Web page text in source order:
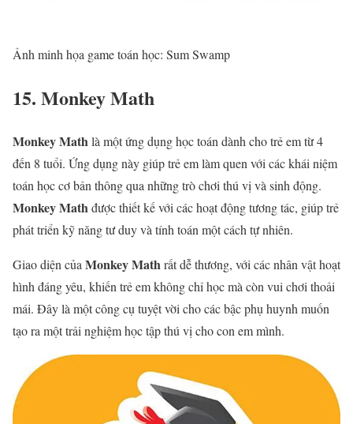
Ảnh minh họa game toán học: Sum Swamp
15. Monkey Math
Monkey Mathlà một ứng dụng học toán dành cho trẻ em từ 4
đến 8 tuổi. Ứng dụng này giúp trẻ em làm quen với các khái niệm
toán học cơ bản thông qua những trò chơi thú vị và sinh động.
Monkey Mathđược thiết kế với các hoạt động tương tác, giúp trẻ
phát triển kỹ năng tư duy và tính toán một cách tự nhiên.
Giao diện củaMonkey Mathrất dễ thương, với các nhân vật hoạt
hình đáng yêu, khiến trẻ em không chỉ học mà còn vui chơi thoải
mái. Đây là một công cụ tuyệt vời cho các bậc phụ huynh muốn
tạo ra một trải nghiệm học tập thú vị cho con em mình.